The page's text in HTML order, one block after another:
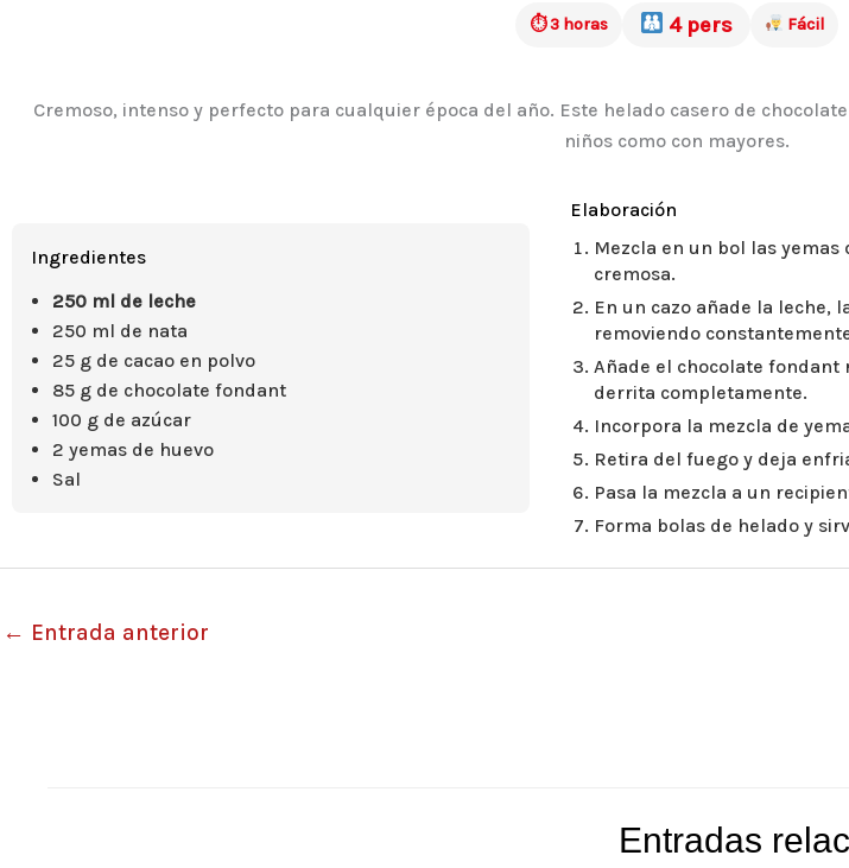
⏱ 3 horas 4 pers Fácil
Cremoso, intenso y perfecto para cualquier época del año. Este helado casero de
niños como con mayores.
Ingredientes
250 ml de leche
250 ml de nata
25 g de cacao en polvo
85 g de chocolate fondant
100 g de azúcar
2 yemas de huevo
Sal
Elaboración
Mezcla en un bol las
cremosa.
En un cazo añade la leche,
removiendo
Añade el chocolate fondant
derrita completamente.
Incorpora la mezcla de
Retira del fuego y deja
Pasa la mezcla a un
Forma bolas de helado y
← Entrada anterior
Entradas